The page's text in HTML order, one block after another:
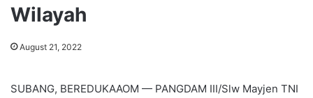
Wilayah
August 21, 2022
SUBANG, BEREDUKAAOM — PANGDAM III/Slw Mayjen TNI